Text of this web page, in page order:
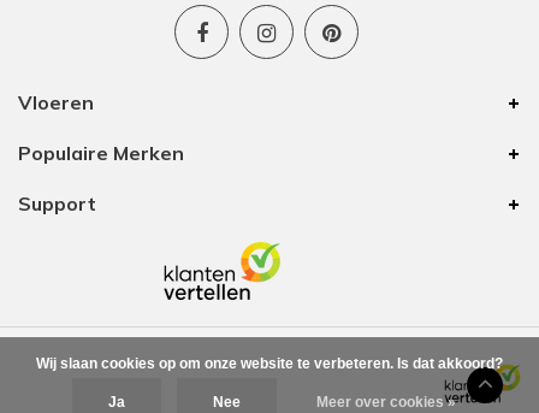
Vloeren
Populaire Merken
Support
Wij slaan cookies op om onze website te verbeteren. Is dat akkoord?
Ja Nee Meer over cookies »